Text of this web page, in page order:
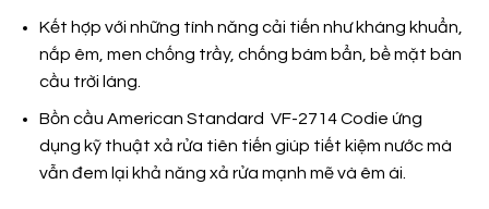
Kết hợp với những tính năng cải tiến như kháng khuẩn,
nắp êm, men chống trầy, chống bám bẩn, bề mặt bàn
cầu trời láng.
Bồn cầu American Standard VF-2714 Codie ứng
dụng kỹ thuật xả rửa tiên tiến giúp tiết kiệm nước mà
vẫn đem lại khả năng xả rửa mạnh mẽ và êm ái.